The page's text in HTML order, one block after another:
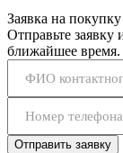
Заявка на
Отправьте
ближайшее время.
ФИО
Номер
Отправить заявку